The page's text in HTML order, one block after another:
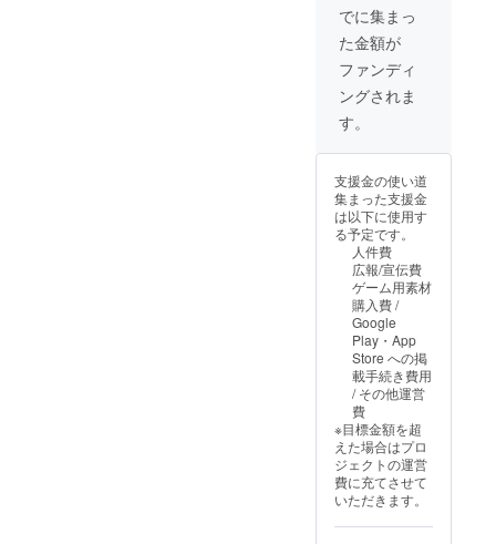
ま
す！！
ぜひ応
援おね
がいい
たしま
グロー
「金文
字で大
きめに
名前掲
載」 こ
ちらの
プラン
はリ
ターン
云々で
はな
く、 "と
にかく
た
い"、"
とにか
く実施
してほ
しい"と
でに集まっ
た金額が
ファンディ
ングされま
す。
支援金の使い道
集まった支援金
は以下に使用す
る予定です。
人件費
広報/宣伝費
ゲーム用素材
購入費 /
Google
Play・App
Store への掲
載手続き費用
/ その他運営
費
※目標金額を超
えた場合はプロ
ジェクトの運営
費に充てさせて
いただきます。